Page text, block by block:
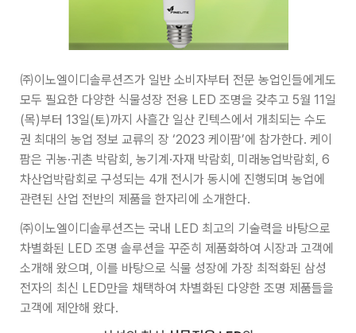
㈜이노엘이디솔루션즈가 일반 소비자부터 전문 농업인들에게도
모두 필요한 다양한 식물성장 전용 LED 조명을 갖추고 5월 11일
(목)부터 13일(토)까지 사흘간 일산 킨텍스에서 개최되는 수도
권 최대의 농업 정보 교류의 장 ‘2023 케이팜’에 참가한다. 케이
팜은 귀농·귀촌 박람회, 농기계·자재 박람회, 미래농업박람회, 6
차산업박람회로 구성되는 4개 전시가 동시에 진행되며 농업에
관련된 산업 전반의 제품을 한자리에 소개한다.
㈜이노엘이디솔루션즈는 국내 LED 최고의 기술력을 바탕으로
차별화된 LED 조명 솔루션을 꾸준히 제품화하여 시장과 고객에
소개해 왔으며, 이를 바탕으로 식물 성장에 가장 최적화된 삼성
전자의 최신 LED만을 채택하여 차별화된 다양한 조명 제품들을
고객에 제안해 왔다.